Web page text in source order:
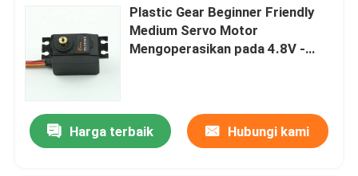
Plastic Gear Beginner Friendly
Medium Servo Motor
Mengoperasikan pada 4.8V -
Harga terbaik Hubungi kami